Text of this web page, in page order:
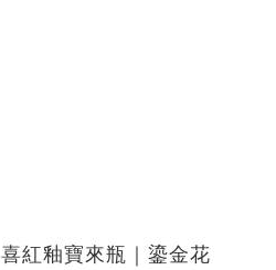
喜紅釉寶來瓶｜鎏金花